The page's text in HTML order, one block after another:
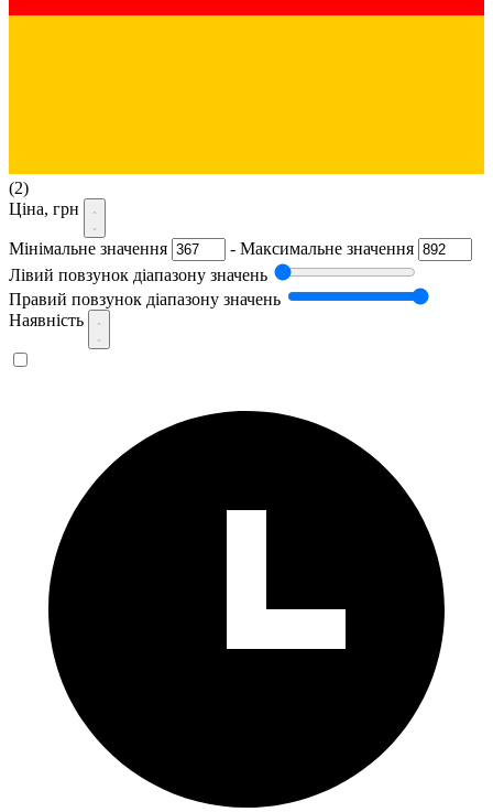
(2)
Ціна, грн
Мінімальне значення - Максимальне значення
Лівий повзунок діапазону значень
Правий повзунок діапазону значень
Наявність